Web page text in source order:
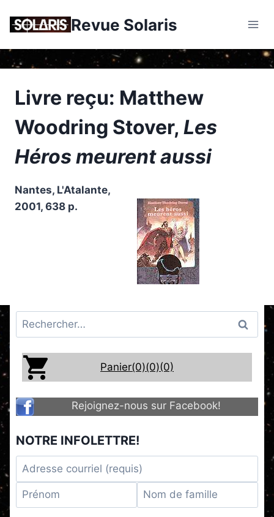
Revue Solaris
Livre reçu: Matthew
Woodring Stover, Les
Héros meurent aussi
Nantes, L'Atalante,
2001, 638 p.
Rechercher :
Panier(0)(0)(0)
Rejoignez-nous sur Facebook!
NOTRE INFOLETTRE!